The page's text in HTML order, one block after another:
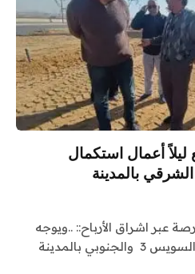
أعمال استكمال
بالمدينة
عبر اشراق الأرباح:: ..ويوجه
برفع كفاءة وتجميل مدخلي السويس 3 والجنوبي بالمدينة